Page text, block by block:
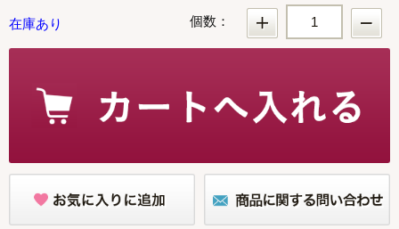
在庫あり 個数：